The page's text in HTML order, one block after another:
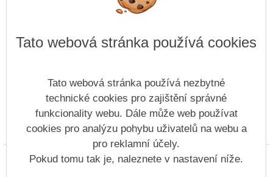
Prohlášení o přístupnosti Mapa webu Cookies
Copyright © 2022 - 2023 SZŠ Antonína Sochora &
Tato webová stránka používá cookies
Tato webová stránka používá nezbytné
technické cookies pro zajištění správné
funkcionality webu. Dále může web používat
cookies pro analýzu pohybu uživatelů na webu a
pro reklamní účely.
Pokud tomu tak je, naleznete v nastavení níže.